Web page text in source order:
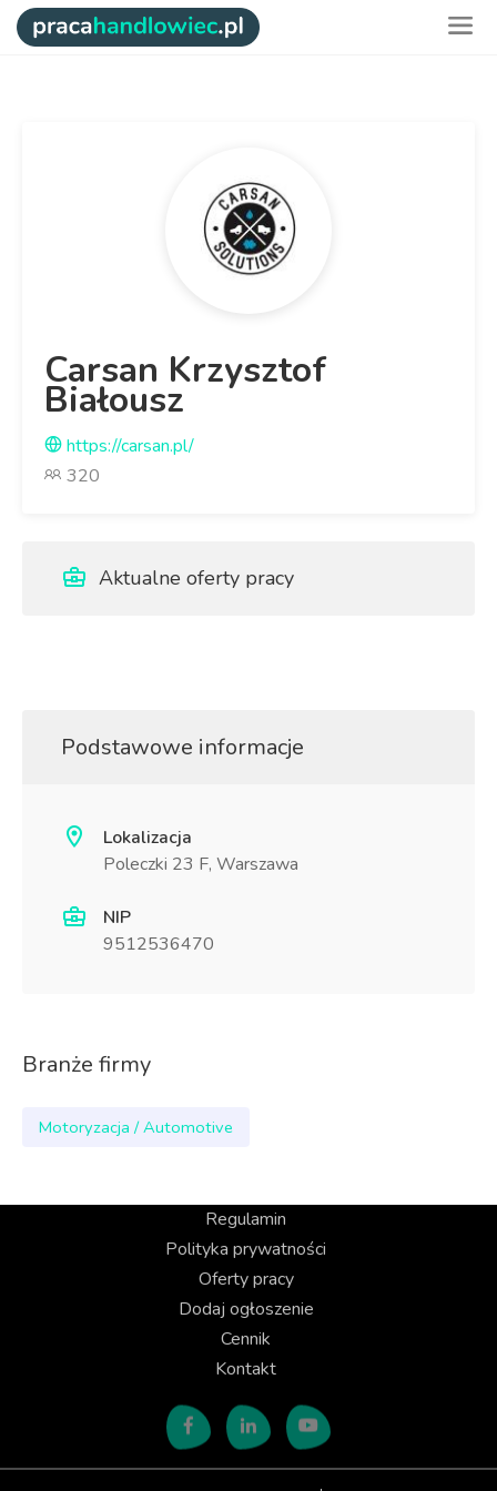
Carsan Krzysztof
Białousz
https://carsan.pl/
320
Aktualne oferty pracy
Podstawowe informacje
Lokalizacja
Poleczki 23 F, Warszawa
NIP
9512536470
Branże firmy
Motoryzacja / Automotive
Regulamin
Polityka prywatności
Oferty pracy
Dodaj ogłoszenie
Cennik
Kontakt